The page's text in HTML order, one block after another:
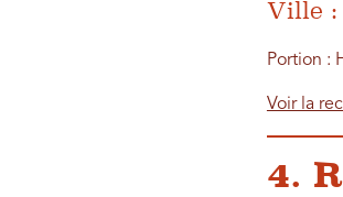
Ville :
Portion :
Voir la
4.